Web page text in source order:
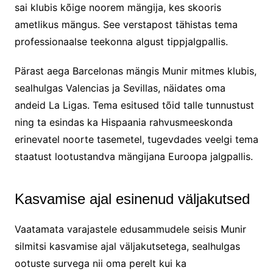
sai klubis kõige noorem mängija, kes skooris
ametlikus mängus. See verstapost tähistas tema
professionaalse teekonna algust tippjalgpallis.
Pärast aega Barcelonas mängis Munir mitmes klubis,
sealhulgas Valencias ja Sevillas, näidates oma
andeid La Ligas. Tema esitused tõid talle tunnustust
ning ta esindas ka Hispaania rahvusmeeskonda
erinevatel noorte tasemetel, tugevdades veelgi tema
staatust lootustandva mängijana Euroopa jalgpallis.
Kasvamise ajal esinenud väljakutsed
Vaatamata varajastele edusammudele seisis Munir
silmitsi kasvamise ajal väljakutsetega, sealhulgas
ootuste survega nii oma perelt kui ka